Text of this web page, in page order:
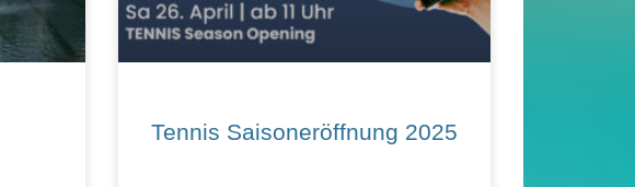
Tennis Saisoneröffnung 2025